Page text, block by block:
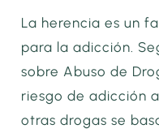
La herencia es un
para la adicción.
sobre Abuso de
riesgo de adicción
otras drogas se